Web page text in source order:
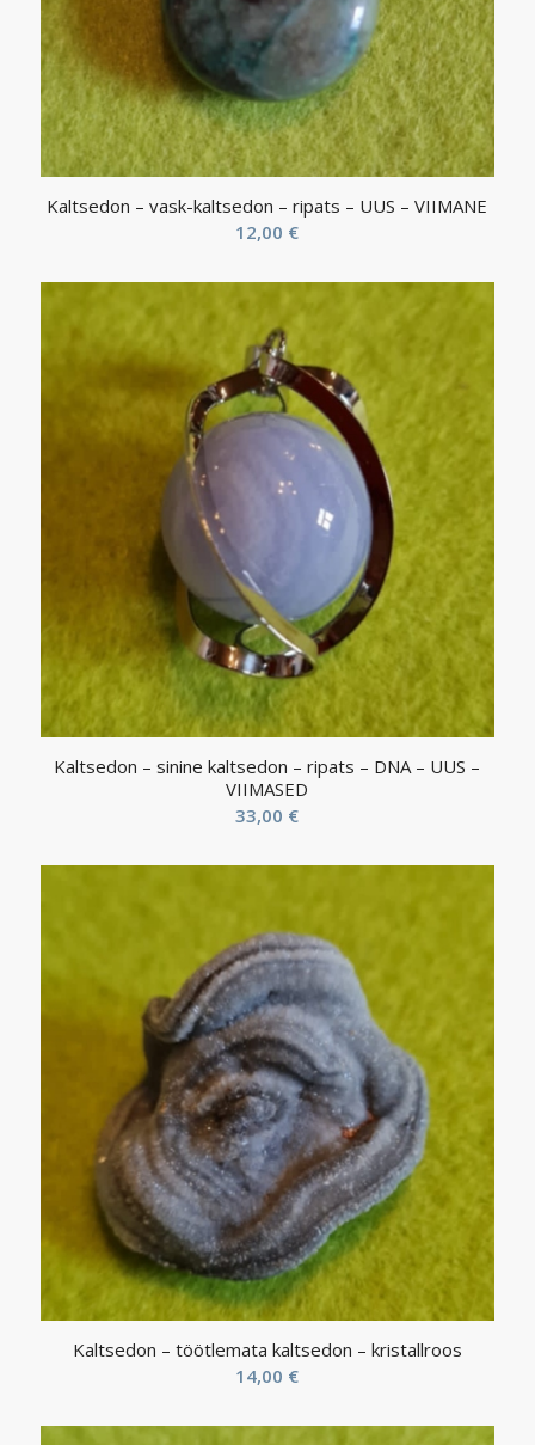
Kaltsedon – vask-kaltsedon – ripats – UUS – VIIMANE
12,00 €
Kaltsedon – sinine kaltsedon – ripats – DNA – UUS –
VIIMASED
33,00 €
Kaltsedon – töötlemata kaltsedon – kristallroos
14,00 €